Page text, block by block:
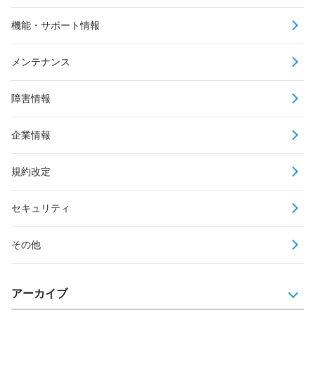
機能・サポート情報
メンテナンス
障害情報
企業情報
規約改定
セキュリティ
その他
アーカイブ